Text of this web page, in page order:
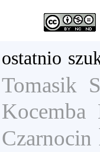
ostatnio
Tomasik
Kocemba
Czarnocin